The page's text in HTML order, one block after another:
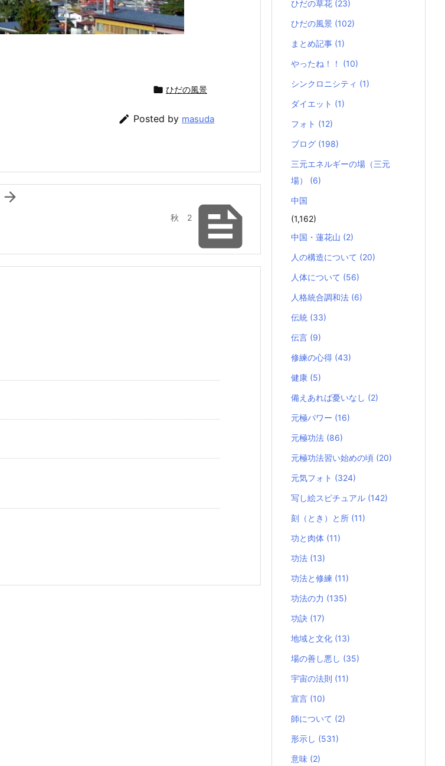
 ひだの風景
 Posted by masuda

秋 2

ひだの草花 (23)
ひだの風景 (102)
まとめ記事 (1)
やったね！！ (10)
シンクロニシティ (1)
ダイエット (1)
フォト (12)
ブログ (198)
三元エネルギーの場（三元
場） (6)
中国
(1,162)
中国・蓮花山 (2)
人の構造について (20)
人体について (56)
人格統合調和法 (6)
伝統 (33)
伝言 (9)
修練の心得 (43)
健康 (5)
備えあれば憂いなし (2)
元極パワー (16)
元極功法 (86)
元極功法習い始めの頃 (20)
元気フォト (324)
写し絵スピチュアル (142)
刻（とき）と所 (11)
功と肉体 (11)
功法 (13)
功法と修練 (11)
功法の力 (135)
功訣 (17)
地域と文化 (13)
場の善し悪し (35)
宇宙の法則 (11)
宣言 (10)
師について (2)
形示し (531)
意味 (2)